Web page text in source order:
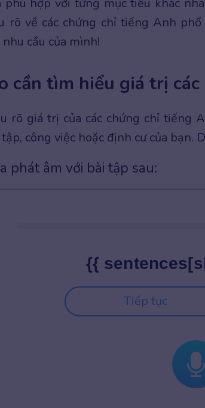
phù hợp với từng mục tiêu khác
rõ về các chứng chỉ tiếng Anh
cầu của mình!
cần tìm hiểu giá trị
rõ giá trị của các chứng chỉ tiếng
công việc hoặc định cư của bạn.
phát âm với bài tập sau:
{{
Tiếp tục